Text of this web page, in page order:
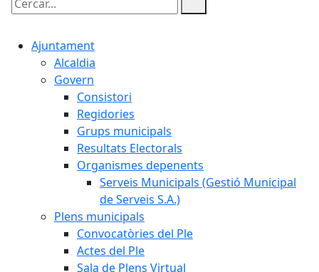
Cercar:
Ajuntament
Alcaldia
Govern
Consistori
Regidories
Grups municipals
Resultats Electorals
Organismes depenents
Serveis Municipals (Gestió Municipal
de Serveis S.A.)
Plens municipals
Convocatòries del Ple
Actes del Ple
Sala de Plens Virtual